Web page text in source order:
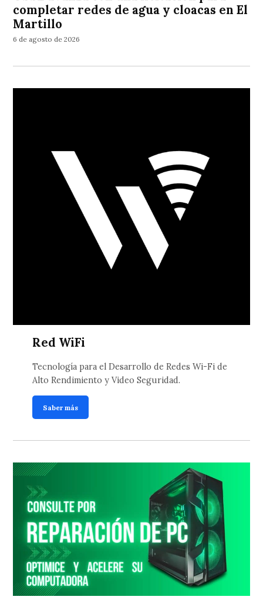
completar redes de agua y cloacas en El
Martillo
6 de agosto de 2026
Red WiFi
Tecnología para el Desarrollo de Redes Wi-Fi de
Alto Rendimiento y Video Seguridad.
Saber más